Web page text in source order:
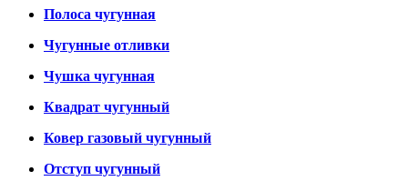
Полоса чугунная
Чугунные отливки
Чушка чугунная
Квадрат чугунный
Ковер газовый чугунный
Отступ чугунный